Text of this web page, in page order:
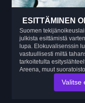
ESITTÄMINEN
Suomen
julkista esittämistä
lupa. Elokuvalisenssin
vastuullisesti miltä
tarkoitetulta
Areena, muut
Valitse